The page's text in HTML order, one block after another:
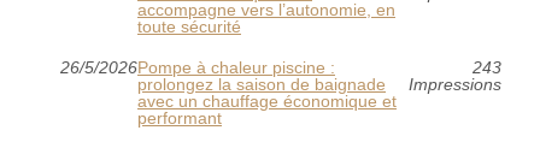
accompagne vers l’autonomie, en
toute sécurité
26/5/2026Pompe à chaleur piscine :
prolongez la saison de baignade
avec un chauffage économique et
performant
243
Impressions